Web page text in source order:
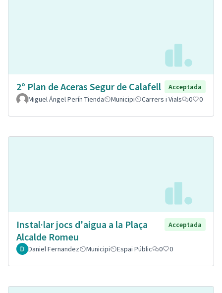
2º Plan de Aceras Segur de Calafell
Acceptada
Miguel Ángel Perín Tienda
Municipi Carrers i Vials 0 0
Instal·lar jocs d'aigua a la Plaça
Alcalde Romeu
Acceptada
Daniel Fernandez Municipi Espai Públic 0 0